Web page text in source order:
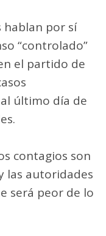
por sí
“controlado”
el partido de
último día de
contagios son
las autoridades
será peor de lo